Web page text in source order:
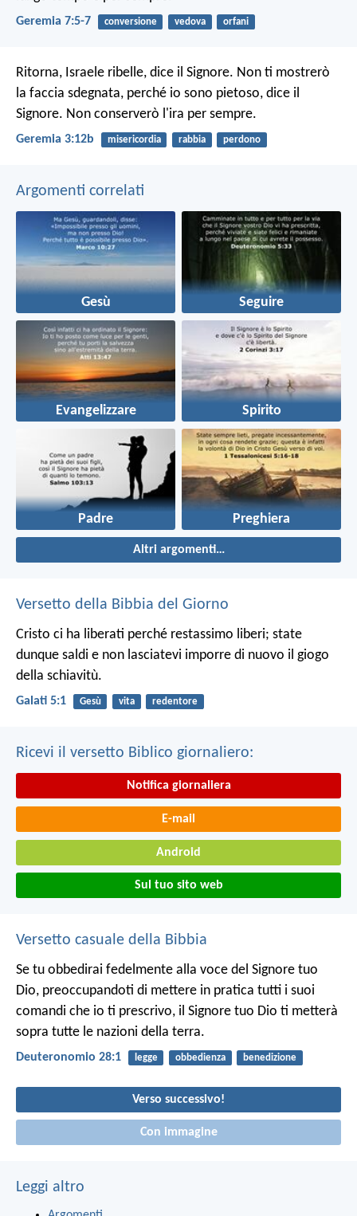
Geremia 7:5-7 conversione vedova orfani
Ritorna, Israele ribelle, dice il Signore. Non ti mostrerò
la faccia sdegnata, perché io sono pietoso, dice il
Signore. Non conserverò l'ira per sempre.
Geremia 3:12b misericordia rabbia perdono
Argomenti correlati
Gesù Seguire
Evangelizzare Spirito
Padre Preghiera
Altri argomenti…
Versetto della Bibbia del Giorno
Cristo ci ha liberati perché restassimo liberi; state
dunque saldi e non lasciatevi imporre di nuovo il giogo
della schiavitù.
Galati 5:1 Gesù vita redentore
Ricevi il versetto Biblico giornaliero:
Notifica giornaliera
E-mail
Android
Sul tuo sito web
Versetto casuale della Bibbia
Se tu obbedirai fedelmente alla voce del Signore tuo
Dio, preoccupandoti di mettere in pratica tutti i suoi
comandi che io ti prescrivo, il Signore tuo Dio ti metterà
sopra tutte le nazioni della terra.
Deuteronomio 28:1 legge obbedienza benedizione
Verso successivo!
Con immagine
Leggi altro